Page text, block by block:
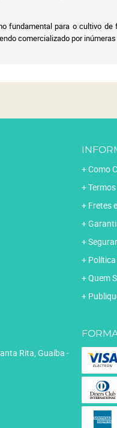
fundamental para o cultivo
comercializado por
Como
Fretes
Quem
Rita, Guaíba -